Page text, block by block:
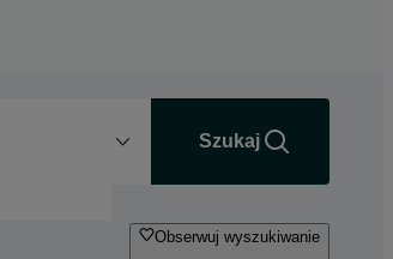
Szukaj
Obserwuj wyszukiwanie